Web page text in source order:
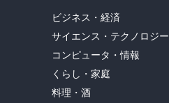
ビジネス・経済
サイエンス・テクノロジー
コンピュータ・情報
くらし・家庭
料理・酒